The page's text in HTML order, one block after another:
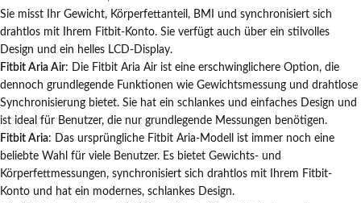
Sie misst Ihr Gewicht, Körperfettanteil, BMI und synchronisiert sich
drahtlos mit Ihrem Fitbit-Konto. Sie verfügt auch über ein stilvolles
Design und ein helles LCD-Display.
Fitbit Aria Air: Die Fitbit Aria Air ist eine erschwinglichere Option, die
dennoch grundlegende Funktionen wie Gewichtsmessung und drahtlose
Synchronisierung bietet. Sie hat ein schlankes und einfaches Design und
ist ideal für Benutzer, die nur grundlegende Messungen benötigen.
Fitbit Aria: Das ursprüngliche Fitbit Aria-Modell ist immer noch eine
beliebte Wahl für viele Benutzer. Es bietet Gewichts- und
Körperfettmessungen, synchronisiert sich drahtlos mit Ihrem Fitbit-
Konto und hat ein modernes, schlankes Design.